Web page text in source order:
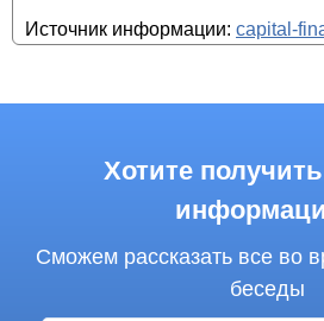
Источник информации: capital-
Хотите
Сможем рассказать все во
беседы